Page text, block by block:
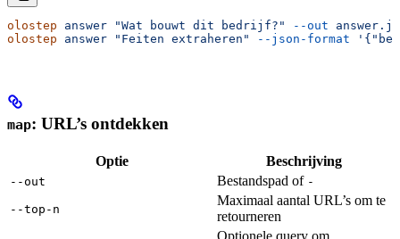
olostep answer "Wat bouwt dit bedrijf?" --out
olostep answer "Feiten extraheren" --json-format
map: URL’s ontdekken
Optie Beschrijving
--out Bestandspad of -
--top-n
Maximaal aantal URL’s om te
retourneren
Optionele query om